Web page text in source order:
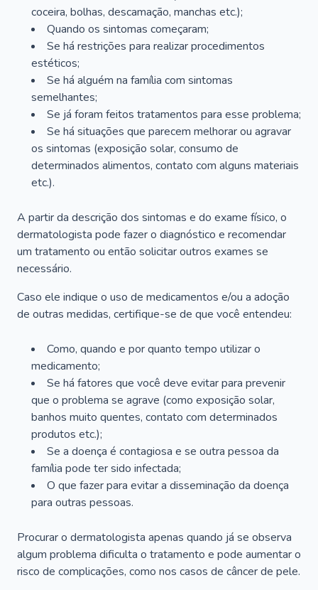
coceira, bolhas, descamação, manchas etc.);
Quando os sintomas começaram;
Se há restrições para realizar procedimentos
estéticos;
Se há alguém na família com sintomas
semelhantes;
Se já foram feitos tratamentos para esse problema;
Se há situações que parecem melhorar ou agravar
os sintomas (exposição solar, consumo de
determinados alimentos, contato com alguns materiais
etc.).
A partir da descrição dos sintomas e do exame físico, o
dermatologista pode fazer o diagnóstico e recomendar
um tratamento ou então solicitar outros exames se
necessário.
Caso ele indique o uso de medicamentos e/ou a adoção
de outras medidas, certifique-se de que você entendeu:
Como, quando e por quanto tempo utilizar o
medicamento;
Se há fatores que você deve evitar para prevenir
que o problema se agrave (como exposição solar,
banhos muito quentes, contato com determinados
produtos etc.);
Se a doença é contagiosa e se outra pessoa da
família pode ter sido infectada;
O que fazer para evitar a disseminação da doença
para outras pessoas.
Procurar o dermatologista apenas quando já se observa
algum problema dificulta o tratamento e pode aumentar o
risco de complicações, como nos casos de câncer de pele.